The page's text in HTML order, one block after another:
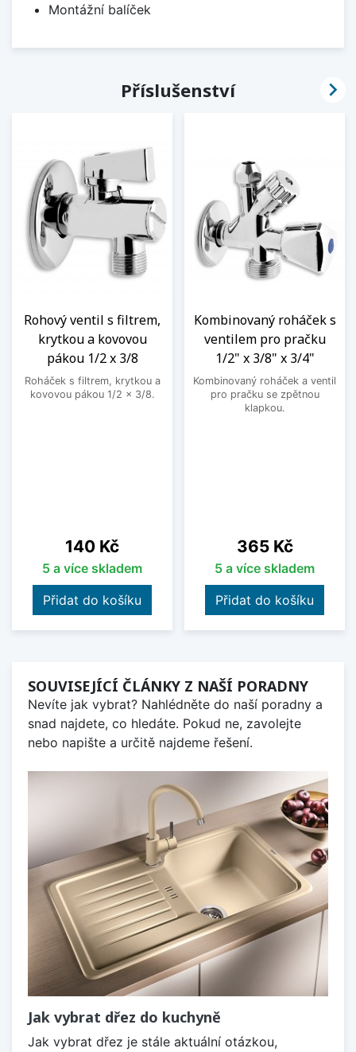
Montážní balíček
Příslušenství
Rohový ventil s filtrem,
krytkou a kovovou
pákou 1/2 x 3/8
Roháček s filtrem, krytkou a
kovovou pákou 1/2 x 3/8.
Cena
140 Kč
5 a více skladem
Přidat do košíku
Kombinovaný roháček s
ventilem pro pračku
1/2" x 3/8" x 3/4"
Kombinovaný roháček a ventil
pro pračku se zpětnou
klapkou.
Cena
365 Kč
5 a více skladem
Přidat do košíku

SOUVISEJÍCÍ ČLÁNKY Z NAŠÍ PORADNY
Nevíte jak vybrat? Nahlédněte do naší poradny a
snad najdete, co hledáte. Pokud ne, zavolejte
nebo napište a určitě najdeme řešení.
Jak vybrat dřez do kuchyně
Jak vybrat dřez je stále aktuální otázkou,